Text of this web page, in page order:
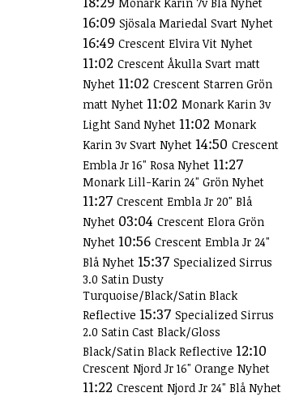
16:09 Sjösala Mariedal Svart Nyhet
16:49 Crescent Elvira Vit Nyhet
11:02 Crescent Åkulla Svart matt
Nyhet 11:02 Crescent Starren Grön
matt Nyhet 11:02 Monark Karin 3v
Light Sand Nyhet 11:02 Monark
Karin 3v Svart Nyhet 14:50 Crescent
Embla Jr 16" Rosa Nyhet 11:27
Monark Lill-Karin 24" Grön Nyhet
11:27 Crescent Embla Jr 20" Blå
Nyhet 03:04 Crescent Elora Grön
Nyhet 10:56 Crescent Embla Jr 24"
Blå Nyhet 15:37 Specialized Sirrus
3.0 Satin Dusty
Turquoise/Black/Satin Black
Reflective 15:37 Specialized Sirrus
2.0 Satin Cast Black/Gloss
Black/Satin Black Reflective 12:10
Crescent Njord Jr 16" Orange Nyhet
11:22 Crescent Njord Jr 24" Blå Nyhet